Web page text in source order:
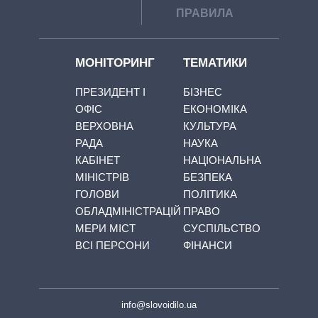
ПРАВИЛА
МОНІТОРИНГ
ПРЕЗИДЕНТ І
ОФІС
ВЕРХОВНА
РАДА
КАБІНЕТ
МІНІСТРІВ
ГОЛОВИ
ОБЛАДМІНІСТРАЦІЙ
МЕРИ МІСТ
ВСІ ПЕРСОНИ
ТЕМАТИКИ
БІЗНЕС
ЕКОНОМІКА
КУЛЬТУРА
НАУКА
НАЦІОНАЛЬНА
БЕЗПЕКА
ПОЛІТИКА
ПРАВО
СУСПІЛЬСТВО
ФІНАНСИ
info@slovoidilo.ua